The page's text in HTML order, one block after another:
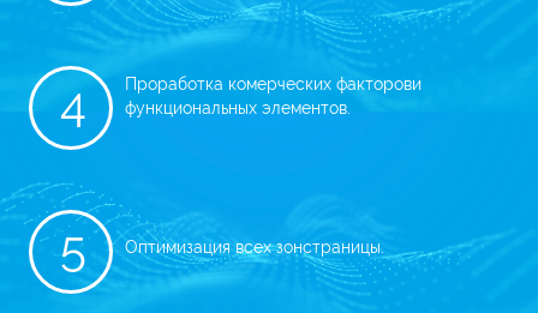
4 Проработка комерческих факторови
функциональных элементов.
5 Оптимизация всех зонстраницы.